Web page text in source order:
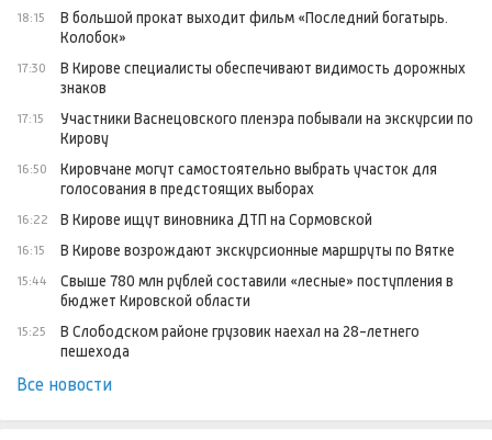
18:15
В большой прокат выходит фильм «Последний богатырь.
Колобок»
17:30
В Кирове специалисты обеспечивают видимость дорожных
знаков
17:15
Участники Васнецовского пленэра побывали на экскурсии по
Кирову
16:50
Кировчане могут самостоятельно выбрать участок для
голосования в предстоящих выборах
16:22 В Кирове ищут виновника ДТП на Сормовской
16:15 В Кирове возрождают экскурсионные маршруты по Вятке
15:44
Свыше 780 млн рублей составили «лесные» поступления в
бюджет Кировской области
15:25
В Слободском районе грузовик наехал на 28-летнего
пешехода
Все новости